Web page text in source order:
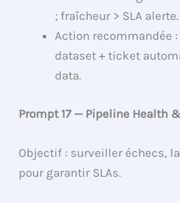
; fraîcheur > SLA alerte.
Action recommandée
dataset + ticket
data.
Prompt 17 — Pipeline Health
Objectif : surveiller échecs,
pour garantir SLAs.